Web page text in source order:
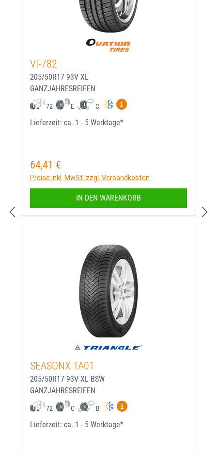
VI-782
205/50R17 93V XL
GANZJAHRESREIFEN
72 E C
Mehr Informationen zum
Lieferzeit: ca. 1 - 5 Werktage*
Regulärer Preis:
64,41 €
Preise inkl. MwSt. zzgl. Versandkosten
IN DEN WARENKORB
SEASONX TA01
205/50R17 93V XL BSW
GANZJAHRESREIFEN
72 C B
Mehr Informationen zum
Lieferzeit: ca. 1 - 5 Werktage*